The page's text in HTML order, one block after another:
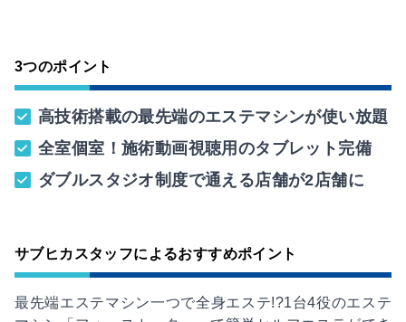
3つのポイント
高技術搭載の最先端のエステマシンが使い放題
全室個室！施術動画視聴用のタブレット完備
ダブルスタジオ制度で通える店舗が2店舗に
サブヒカスタッフによるおすすめポイント
最先端エステマシン一つで全身エステ!?1台4役のエステ